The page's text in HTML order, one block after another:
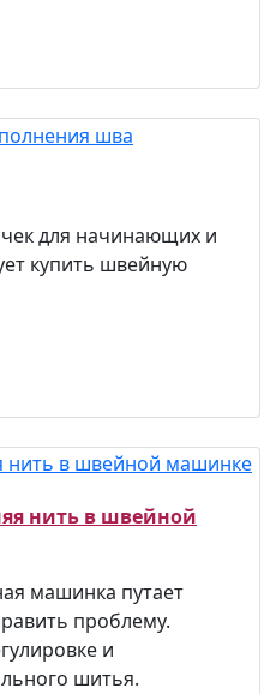
для начинающих и
купить швейную
нить в швейной
машинка путает
проблему.
и
шитья.